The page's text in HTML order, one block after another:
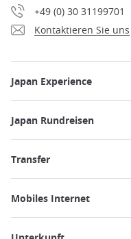
+49 (0) 30 31199701
Kontaktieren Sie uns
Japan Experience
Japan Rundreisen
Transfer
Mobiles Internet